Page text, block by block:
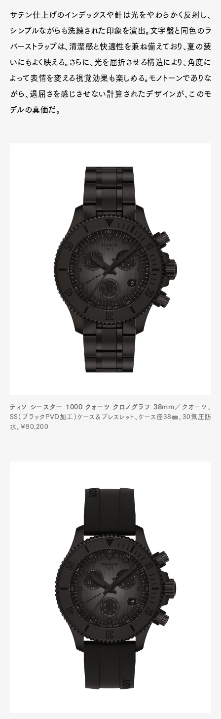
Art&Design WatchFashion
Gourmet
Product Lifestyle
サテン仕上げのインデックスや針は光をやわらかく反射し、
シンプルながらも洗練された印象を演出。文字盤と同色のラ
バーストラップは、清潔感と快適性を兼ね備えており、夏の装
いにもよく映える。さらに、光を屈折させる構造により、角度に
よって表情を変える視覚効果も楽しめる。モノトーンでありな
がら、退屈さを感じさせない計算されたデザインが、このモ
デルの真価だ。
ティソ シースター 1000 クォーツ クロノグラフ 38mm ／クオーツ、
SS（ブラックPVD加工）ケース＆ブレスレット、ケース径38㎜、30気圧防
水。￥90,200